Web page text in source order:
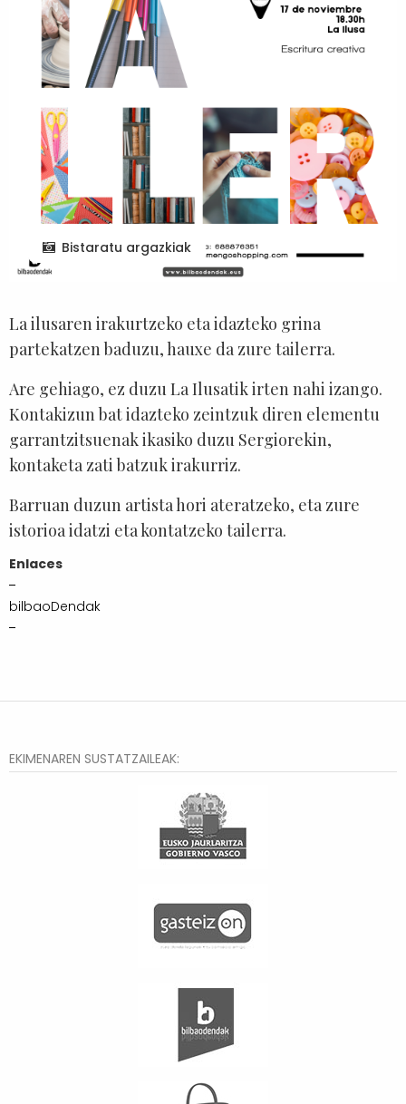
Bistaratu argazkiak
La ilusaren irakurtzeko eta idazteko grina
partekatzen baduzu, hauxe da zure tailerra.
Are gehiago, ez duzu La Ilusatik irten nahi izango.
Kontakizun bat idazteko zeintzuk diren elementu
garrantzitsuenak ikasiko duzu Sergiorekin,
kontaketa zati batzuk irakurriz.
Barruan duzun artista hori ateratzeko, eta zure
istorioa idatzi eta kontatzeko tailerra.
Enlaces
bilbaoDendak
EKIMENAREN SUSTATZAILEAK: